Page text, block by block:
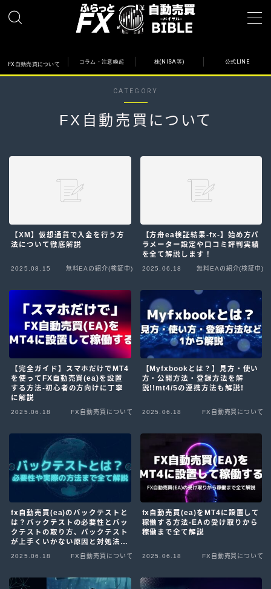
FX自動売買について
コラム・注意喚起
公式LINE
初心者向け記事
株(NISAなど)について
検証中EAの収益報告
海外FX証券会社について
無料EAの紹介(検証中)
FX自動売買について コラム・注意喚起 株(NISA等) 公式LINE
CATEGORY
FX自動売買について
【XM】仮想通貨で入金を行う方
法について徹底解説
2025.08.15 無料EAの紹介(検証中)
【方舟ea検証結果-fx-】始め方パ
ラメーター設定や口コミ評判実績
を全て解説します！
2025.06.18 無料EAの紹介(検証中)
【完全ガイド】スマホだけでMT4
を使ってFX自動売買(ea)を設置
する方法-初心者の方向けに丁寧
に解説
2025.06.18 FX自動売買について
【Myfxbookとは？】見方・使い
方・公開方法・登録方法を解
説!!mt4/5の連携方法も解説!
2025.06.18 FX自動売買について
fx自動売買(ea)のバックテストと
は？バックテストの必要性とバッ
クテストの取り方、バックテスト
が上手くいかない原因と対処法も
2025.06.18 FX自動売買について
fx自動売買(ea)をMT4に設置して
稼働する方法-EAの受け取りから
稼働まで全て解説
2025.06.18 FX自動売買について